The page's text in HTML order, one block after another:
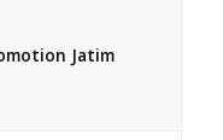
Jatim